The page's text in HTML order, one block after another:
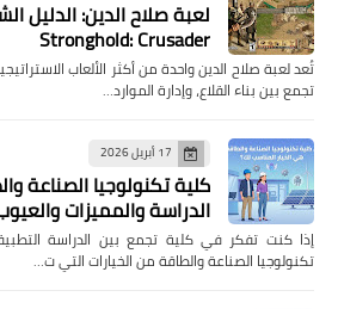
لعبة صلاح الدين: الدليل
Stronghold: Crusader
تُعد لعبة صلاح الدين واحدة من أكثر الألعاب
تجمع بين بناء القلاع، وإدارة الموارد…
17 أبريل 2026
كلية تكنولوجيا الصناعة
الدراسة والمميزات
إذا كنت تفكر في كلية تجمع بين الدراسة
تكنولوجيا الصناعة والطاقة من الخيارات التي ت…